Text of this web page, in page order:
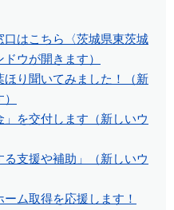
口はこちら〈茨城県東茨城
ウが開きます）
り聞いてみました！（新
を交付します（新しいウ
支援や補助」（新しいウ
ム取得を応援します！